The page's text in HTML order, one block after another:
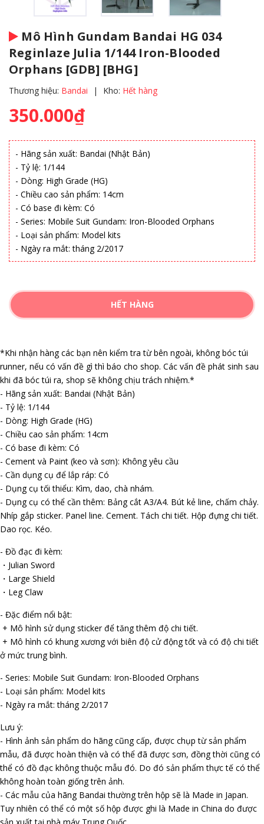
Mô Hình Gundam Bandai HG 034
Reginlaze Julia 1/144 Iron-Blooded
Orphans [GDB] [BHG]
Thương hiệu: Bandai | Kho: Hết hàng
350.000₫
- Hãng sản xuất: Bandai (Nhật Bản)
- Tỷ lệ: 1/144
- Dòng: High Grade (HG)
- Chiều cao sản phẩm: 14cm
- Có base đi kèm: Có
- Series: Mobile Suit Gundam: Iron-Blooded Orphans
- Loại sản phẩm: Model kits
- Ngày ra mắt: tháng 2/2017
HẾT HÀNG
*Khi nhận hàng các bạn nên kiểm tra từ bên ngoài, không bóc túi
runner, nếu có vấn đề gì thì báo cho shop. Các vấn đề phát sinh sau
khi đã bóc túi ra, shop sẽ không chịu trách nhiệm.*
- Hãng sản xuất: Bandai (Nhật Bản)
- Tỷ lệ: 1/144
- Dòng: High Grade (HG)
- Chiều cao sản phẩm: 14cm
- Có base đi kèm: Có
- Cement và Paint (keo và sơn): Không yêu cầu
- Cần dụng cụ để lắp ráp: Có
- Dụng cụ tối thiểu: Kìm, dao, chà nhám.
- Dụng cụ có thể cần thêm: Bảng cắt A3/A4. Bút kẻ line, chấm chảy.
Nhíp gắp sticker. Panel line. Cement. Tách chi tiết. Hộp đựng chi tiết.
Dao rọc. Kéo.
- Đồ đạc đi kèm:
・Julian Sword
・Large Shield
・Leg Claw
- Đặc điểm nổi bật:
+ Mô hình sử dụng sticker để tăng thêm độ chi tiết.
+ Mô hình có khung xương với biên độ cử động tốt và có độ chi tiết
ở mức trung bình.
- Series: Mobile Suit Gundam: Iron-Blooded Orphans
- Loại sản phẩm: Model kits
- Ngày ra mắt: tháng 2/2017
Lưu ý:
- Hình ảnh sản phẩm do hãng cũng cấp, được chụp từ sản phẩm
mẫu, đã được hoàn thiện và có thể đã được sơn, đồng thời cũng có
thể có đồ đạc không thuộc mẫu đó. Do đó sản phẩm thực tế có thể
không hoàn toàn giống trên ảnh.
- Các mẫu của hãng Bandai thường trên hộp sẽ là Made in Japan.
Tuy nhiên có thể có một số hộp được ghi là Made in China do được